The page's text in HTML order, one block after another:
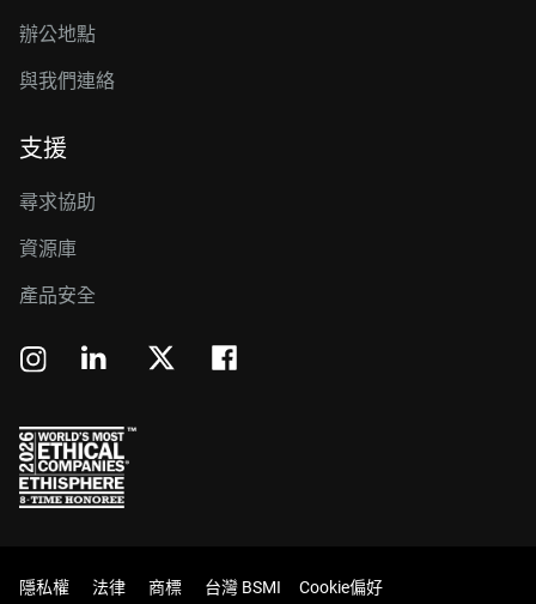
辦公地點
與我們連絡
支援
尋求協助
資源庫
產品安全
隱私權 法律 商標 台灣 BSMI Cookie偏好